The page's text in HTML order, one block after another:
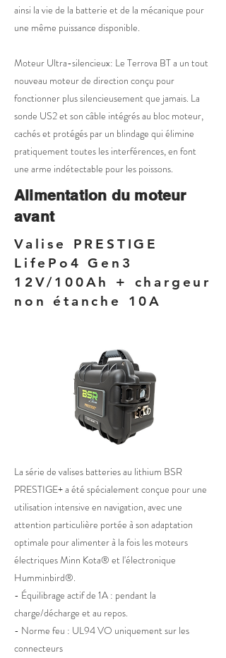
ainsi la vie de la batterie et de la mécanique pour
une même puissance disponible.
Moteur Ultra-silencieux: Le Terrova BT a un tout
nouveau moteur de direction conçu pour
fonctionner plus silencieusement que jamais. La
sonde US2 et son câble intégrés au bloc moteur,
cachés et protégés par un blindage qui élimine
pratiquement toutes les interférences, en font
une arme indétectable pour les poissons.
Alimentation du moteur
avant
Valise PRESTIGE
LifePo4 Gen3
12V/100Ah + chargeur
non étanche 10A
La série de valises batteries au lithium BSR
PRESTIGE+ a été spécialement conçue pour une
utilisation intensive en navigation, avec une
attention particulière portée à son adaptation
optimale pour alimenter à la fois les moteurs
électriques Minn Kota® et l'électronique
Humminbird®.
- Équilibrage actif de 1A : pendant la
charge/décharge et au repos.
- Norme feu : UL94 VO uniquement sur les
connecteurs